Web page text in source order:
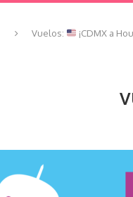
Vuelos: ¡CDMX a